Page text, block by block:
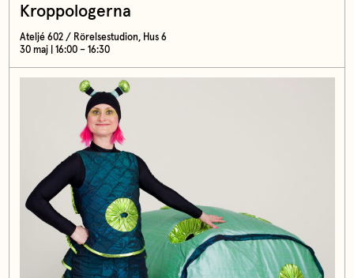
Kroppologerna
Ateljé 602 / Rörelsestudion, Hus 6
30 maj | 16:00 – 16:30